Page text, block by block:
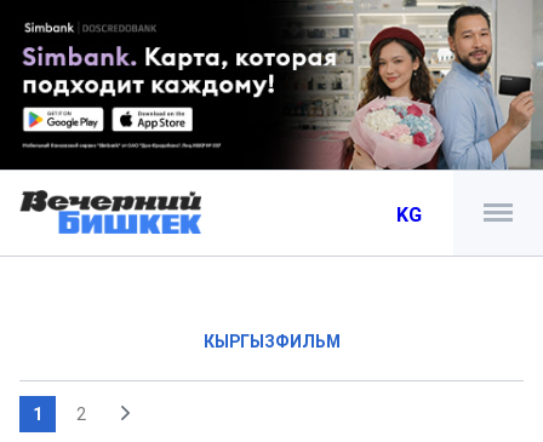
KG
КЫРГЫЗФИЛЬМ
1 2